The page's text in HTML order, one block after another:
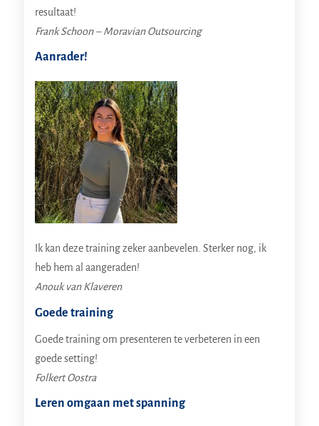
resultaat!
Frank Schoon – Moravian Outsourcing
Aanrader!
Ik kan deze training zeker aanbevelen. Sterker nog, ik
heb hem al aangeraden!
Anouk van Klaveren
Goede training
Goede training om presenteren te verbeteren in een
goede setting!
Folkert Oostra
Leren omgaan met spanning